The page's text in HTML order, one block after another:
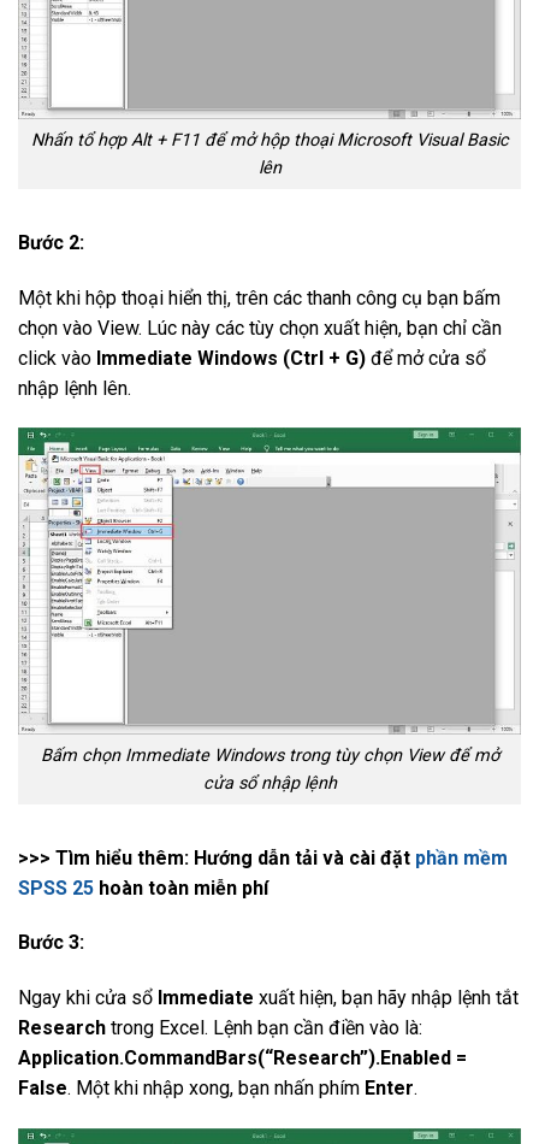
Nhấn tổ hợp Alt + F11 để mở hộp thoại Microsoft Visual Basic
lên
Bước 2:
Một khi hộp thoại hiển thị, trên các thanh công cụ bạn bấm
chọn vào View. Lúc này các tùy chọn xuất hiện, bạn chỉ cần
click vào Immediate Windows (Ctrl + G) để mở cửa sổ
nhập lệnh lên.
Bấm chọn Immediate Windows trong tùy chọn View để mở
cửa sổ nhập lệnh
>>> Tìm hiểu thêm: Hướng dẫn tải và cài đặt phần mềm
SPSS 25 hoàn toàn miễn phí
Bước 3:
Ngay khi cửa sổ Immediate xuất hiện, bạn hãy nhập lệnh tắt
Research trong Excel. Lệnh bạn cần điền vào là:
Application.CommandBars(“Research”).Enabled =
False. Một khi nhập xong, bạn nhấn phím Enter.